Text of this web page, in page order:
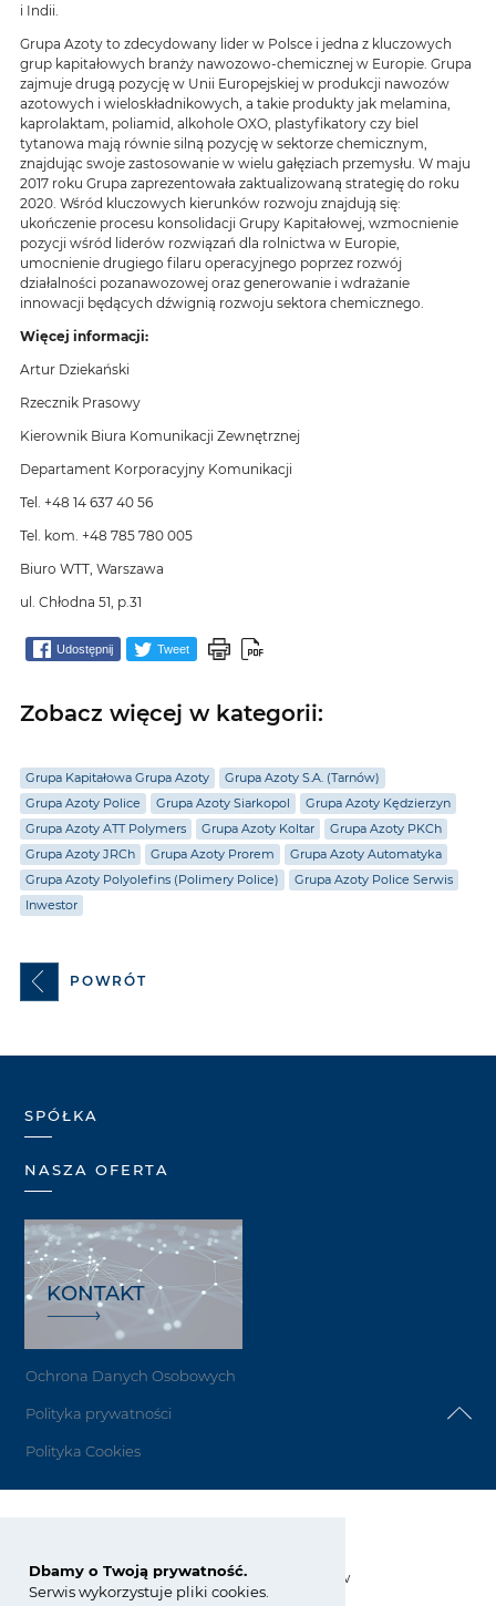
Dbamy o Twoją prywatność.
Serwis wykorzystuje pliki cookies.
i Indii.
Grupa Azoty to zdecydowany lider w Polsce i jedna z kluczowych
grup kapitałowych branży nawozowo-chemicznej w Europie. Grupa
zajmuje drugą pozycję w Unii Europejskiej w produkcji nawozów
azotowych i wieloskładnikowych, a takie produkty jak melamina,
kaprolaktam, poliamid, alkohole OXO, plastyfikatory czy biel
tytanowa mają równie silną pozycję w sektorze chemicznym,
znajdując swoje zastosowanie w wielu gałęziach przemysłu. W maju
2017 roku Grupa zaprezentowała zaktualizowaną strategię do roku
2020. Wśród kluczowych kierunków rozwoju znajdują się:
ukończenie procesu konsolidacji Grupy Kapitałowej, wzmocnienie
pozycji wśród liderów rozwiązań dla rolnictwa w Europie,
umocnienie drugiego filaru operacyjnego poprzez rozwój
działalności pozanawozowej oraz generowanie i wdrażanie
innowacji będących dźwignią rozwoju sektora chemicznego.
Więcej informacji:
Artur Dziekański
Rzecznik Prasowy
Kierownik Biura Komunikacji Zewnętrznej
Departament Korporacyjny Komunikacji
Tel. +48 14 637 40 56
Tel. kom. +48 785 780 005
Biuro WTT, Warszawa
ul. Chłodna 51, p.31
Udostępnij Tweet
Zobacz więcej w kategorii:
Grupa Kapitałowa Grupa Azoty
Grupa Azoty S.A. (Tarnów)
Grupa Azoty Police
Grupa Azoty Siarkopol
Grupa Azoty Kędzierzyn
Grupa Azoty ATT Polymers
Grupa Azoty Koltar
Grupa Azoty PKCh
Grupa Azoty JRCh
Grupa Azoty Prorem
Grupa Azoty Automatyka
Grupa Azoty Polyolefins (Polimery Police)
Grupa Azoty Police Serwis
Inwestor
POWRÓT
SPÓŁKA
NASZA OFERTA
KONTAKT
Ochrona Danych Osobowych
Polityka prywatności
Polityka Cookies
Grzybów 34, 28-200 Staszów